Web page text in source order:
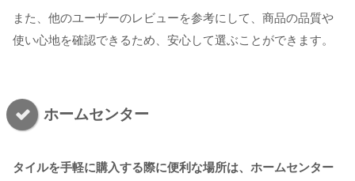
また、他のユーザーのレビューを参考にして、商品の品質や
使い心地を確認できるため、安心して選ぶことができます。
ホームセンター
タイルを手軽に購入する際に便利な場所は、ホームセンター